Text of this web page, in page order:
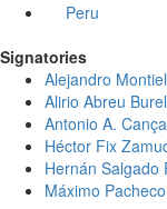
Peru
Signatories
Alejandro
Alirio Abreu
Antonio A.
Héctor Fix
Hernán Salgado
Máximo